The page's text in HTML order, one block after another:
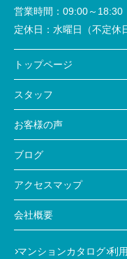
営業時間： 09:00～18:30
定休日： 水曜日（不定休
トップページ
スタッフ
お客様の声
ブログ
アクセスマップ
会社概要
マンションカタログ 利